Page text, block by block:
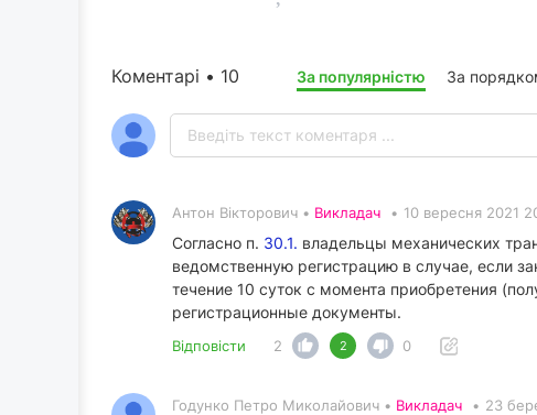
Коментарі • 10 За популярністю За
Антон Вікторович • Викладач • 10 вересня 2021
Согласно п. 30.1. владельцы механических
ведомственную регистрацию в случае, если
течение 10 суток с момента приобретения
регистрационные документы.
Відповісти 2 2 0
Годунко Петро Миколайович • Викладач • 23